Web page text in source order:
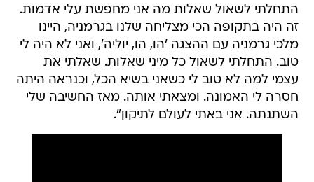
התחלתי לשאול שאלות מה אני מחפשת עלי אדמות.
זה היה בתקופה הכי מצליחה שלנו בגרמניה, היינו
מלכי גרמניה עם ההצגה 'הו, הו, יוליה', ואני לא היה לי
טוב. התחלתי לשאול כל מיני שאלות. שאלתי את
עצמי למה לא טוב לי כשאני בשיא הכל, וכנראה היתה
חסרה לי האמונה. ומצאתי אותה. מאז החשיבה שלי
השתנתה. אני באתי לעולם לתיקון".